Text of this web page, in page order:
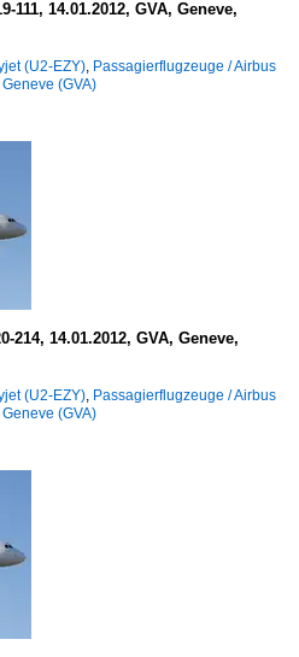
111, 14.01.2012, GVA, Geneve,
(U2-EZY), Passagierflugzeuge / Airbus
(GVA)
214, 14.01.2012, GVA, Geneve,
(U2-EZY), Passagierflugzeuge / Airbus
(GVA)